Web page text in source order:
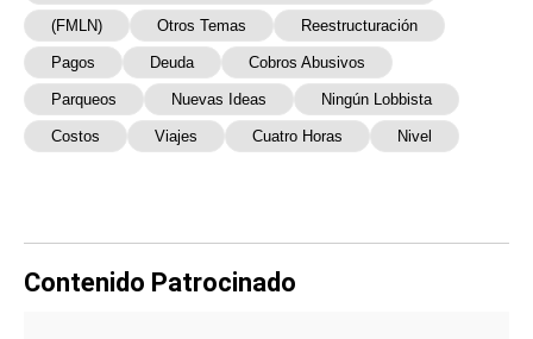
(FMLN) Otros Temas Reestructuración
Pagos Deuda Cobros Abusivos
Parqueos Nuevas Ideas Ningún Lobbista
Costos Viajes Cuatro Horas Nivel
Contenido Patrocinado